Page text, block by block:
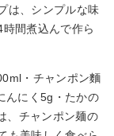
は、シンプルな味
間煮込んで作ら
・チャンポン麵
んにく5g・たかの
、チャンポン麺の